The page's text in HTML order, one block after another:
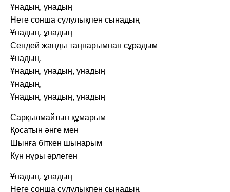
Ұнадың, ұнадың
Неге сонша сұлулықпен сынадың
Ұнадың, ұнадың
Сендей жанды таңнарымнан сұрадым
Ұнадың,
Ұнадың, ұнадың, ұнадың
Ұнадың,
Ұнадың, ұнадың, ұнадың
Сарқылмайтын құмарым
Қосатын әнге мен
Шынға біткен шынарым
Күн нұры әрлеген
Ұнадың, ұнадың
Неге сонша сұлулықпен сынадың